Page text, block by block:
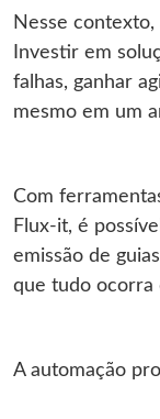
Nesse
Investir em
falhas, ganhar
mesmo em um
Com
Flux-it, é
emissão de
que tudo ocorra
A automação